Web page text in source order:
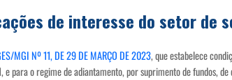
de interesse do setor de
MGI Nº 11, DE 29 DE MARÇO DE 2023, que estabelece
e para o regime de adiantamento, por suprimento de fundos,